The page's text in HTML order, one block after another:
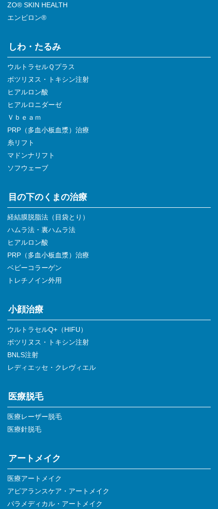
ZO® SKIN HEALTH
エンビロン®
しわ・たるみ
ウルトラセルＱプラス
ボツリヌス・トキシン注射
ヒアルロン酸
ヒアルロニダーゼ
Ｖｂｅａｍ
PRP（多血小板血漿）治療
糸リフト
マドンナリフト
ソフウェーブ
目の下のくまの治療
経結膜脱脂法（目袋とり）
ハムラ法・裏ハムラ法
ヒアルロン酸
PRP（多血小板血漿）治療
ベビーコラーゲン
トレチノイン外用
小顔治療
ウルトラセルQ+（HIFU）
ボツリヌス・トキシン注射
BNLS注射
レディエッセ・クレヴィエル
医療脱毛
医療レーザー脱毛
医療針脱毛
アートメイク
医療アートメイク
アピアランスケア・アートメイク
パラメディカル・アートメイク